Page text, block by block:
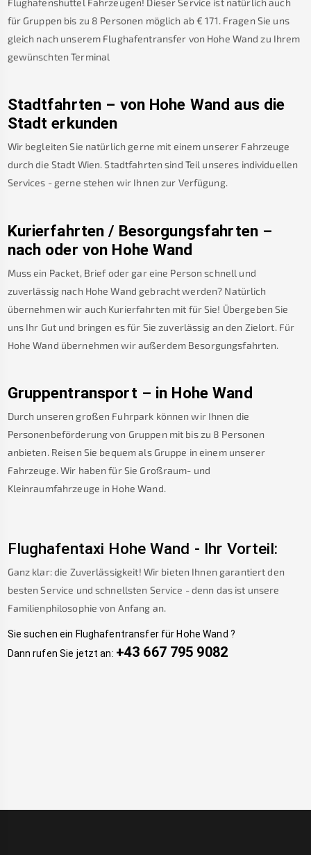
Flughafenshuttel Fahrzeugen! Dieser Service ist natürlich auch
für Gruppen bis zu 8 Personen möglich ab € 171. Fragen Sie uns
gleich nach unserem Flughafentransfer von Hohe Wand zu Ihrem
gewünschten Terminal
Stadtfahrten – von Hohe Wand aus die
Stadt erkunden
Wir begleiten Sie natürlich gerne mit einem unserer Fahrzeuge
durch die Stadt Wien. Stadtfahrten sind Teil unseres individuellen
Services - gerne stehen wir Ihnen zur Verfügung.
Kurierfahrten / Besorgungsfahrten –
nach oder von Hohe Wand
Muss ein Packet, Brief oder gar eine Person schnell und
zuverlässig nach Hohe Wand gebracht werden? Natürlich
übernehmen wir auch Kurierfahrten mit für Sie! Übergeben Sie
uns Ihr Gut und bringen es für Sie zuverlässig an den Zielort. Für
Hohe Wand übernehmen wir außerdem Besorgungsfahrten.
Gruppentransport – in Hohe Wand
Durch unseren großen Fuhrpark können wir Ihnen die
Personenbeförderung von Gruppen mit bis zu 8 Personen
anbieten. Reisen Sie bequem als Gruppe in einem unserer
Fahrzeuge. Wir haben für Sie Großraum- und
Kleinraumfahrzeuge in Hohe Wand.
Flughafentaxi Hohe Wand - Ihr Vorteil:
Ganz klar: die Zuverlässigkeit! Wir bieten Ihnen garantiert den
besten Service und schnellsten Service - denn das ist unsere
Familienphilosophie von Anfang an.
Sie suchen ein Flughafentransfer für Hohe Wand ?
Dann rufen Sie jetzt an: +43 667 795 9082